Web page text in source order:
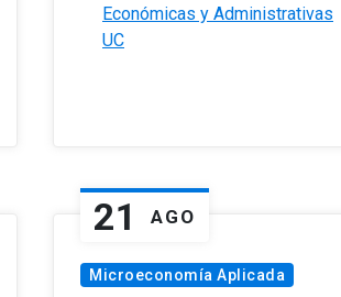
Económicas y Administrativas
UC
21 AGO
Microeconomía Aplicada